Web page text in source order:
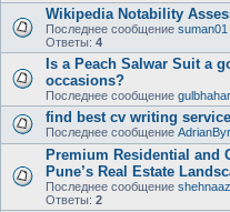
Wikipedia Notability
Последнее сообщение suman01
Ответы: 4
Is a Peach Salwar Suit a
occasions?
Последнее сообщение
find best cv writing
Последнее сообщение
Premium Residential and
Pune’s Real Estate
Последнее сообщение
Ответы: 2